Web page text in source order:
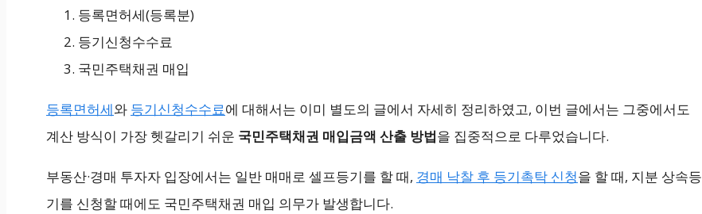
등록면허세(등록분)
등기신청수수료
국민주택채권 매입
등록면허세와 등기신청수수료에 대해서는 이미 별도의 글에서 자세히 정리하였고, 이번 글에서는 그중에서도
계산 방식이 가장 헷갈리기 쉬운 국민주택채권 매입금액 산출 방법을 집중적으로 다루었습니다.
부동산·경매 투자자 입장에서는 일반 매매로 셀프등기를 할 때, 경매 낙찰 후 등기촉탁 신청을 할 때, 지분 상속등
기를 신청할 때에도 국민주택채권 매입 의무가 발생합니다.